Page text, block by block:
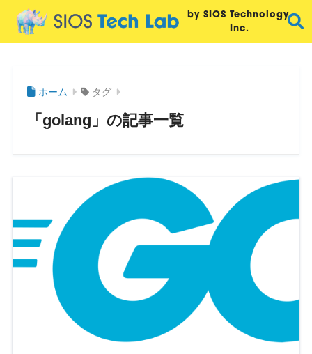
by SIOS Technology,
Inc.
ホーム タグ
「golang」の記事一覧